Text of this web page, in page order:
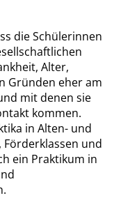
die Schülerinnen
Alter,
Gründen eher am
mit denen sie
kommen.
in Alten- und
und
ein Praktikum in